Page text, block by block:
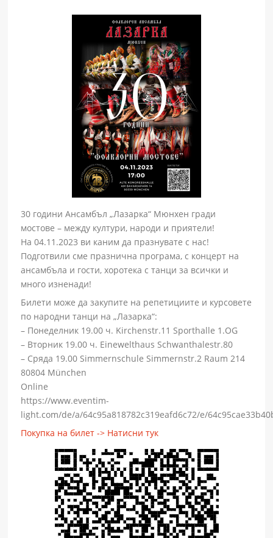
30 години Ансамбъл „Лазарка“ Мюнхен гради
мостове – между култури, народи и приятели!
На 04.11.2023 ви каним да празнувате с нас!
Подготвили сме празнична програма, с концерт на
ансамбъла и гости, хоротека с танци за всички и
много изненади!
Билети може да закупите на репетициите и курсовете
по народни танци на „Лазарка“:
– Понеделник 19.00 ч. Kirchenstr.11 Sporthalle 1.OG
– Вторник 19.00 ч. Einewelthaus Schwanthalestr.80
– Сряда 19.00 Simmernschule Simmernstr.2 Raum 214
80804 München
Online
https://www.eventim-
light.com/de/a/64c95a818782c319eafd6c72/e/
Покупка на билет -> Натисни тук